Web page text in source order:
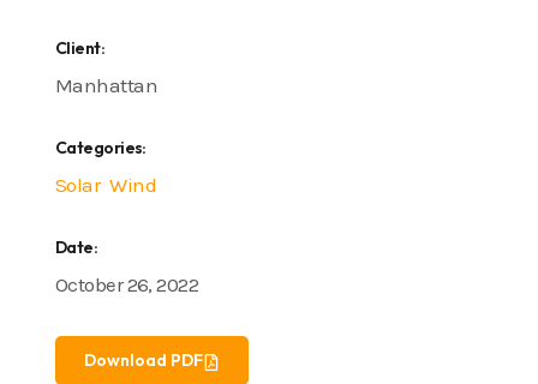
Client:
Manhattan
Categories:
Solar Wind
Date:
October 26, 2022
Download PDF